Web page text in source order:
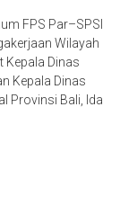
FPS Par–SPSI
Wilayah
Kepala Dinas
Kepala Dinas
Provinsi Bali, Ida